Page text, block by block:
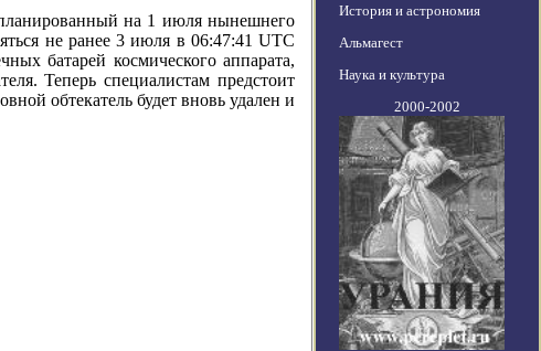
на 1 июля нынешнего
не ранее 3 июля в 06:47:41 UTC
батарей космического аппарата,
Теперь специалистам предстоит
обтекатель будет вновь удален и
История и астрономия
Альмагест
Наука и культура
2000-2002